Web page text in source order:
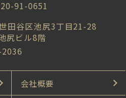
91-0651
田谷区池尻3丁目21-28
尻ビル8階
会社概要